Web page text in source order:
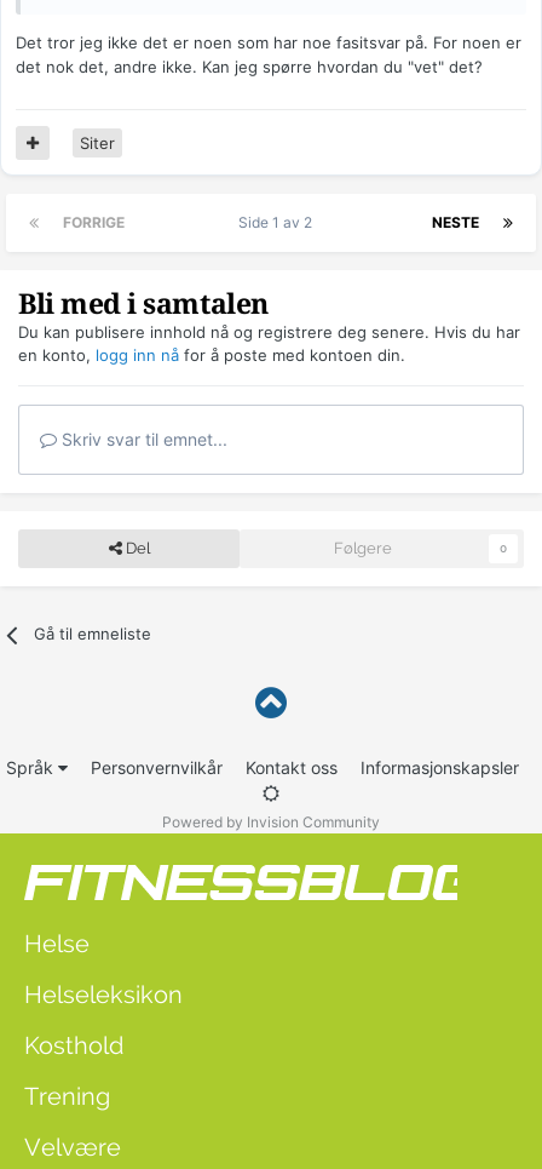
Det tror jeg ikke det er noen som har noe fasitsvar på. For noen er
det nok det, andre ikke. Kan jeg spørre hvordan du "vet" det?
Siter
FORRIGE NESTE
Side 1 av 2
Bli med i samtalen
Du kan publisere innhold nå og registrere deg senere. Hvis du har
en konto, logg inn nå for å poste med kontoen din.
Skriv svar til emnet...
Del Følgere 0
Gå til emneliste
Språk Personvernvilkår Kontakt oss Informasjonskapsler
Powered by Invision Community
Helse
Helseleksikon
Kosthold
Trening
Velvære